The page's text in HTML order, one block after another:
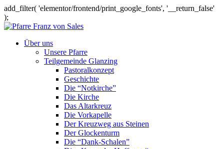
add_filter( 'elementor/frontend/print_google_fonts', '__return_false'
);
Über uns
Unsere Pfarre
Teilgemeinde Glanzing
Pastoralkonzept
Geschichte
Die “Notkirche”
Die Kirche
Das Altarkreuz
Die Vorkapelle
Der Kreuzweg aus Steinen
Der Glockenturm
Die “Dank-Schalen”